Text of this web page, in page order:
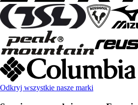
Odkryj wszystkie nasze marki